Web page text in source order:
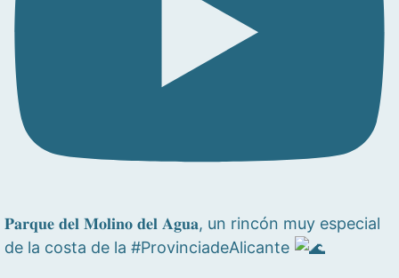
𝐏𝐚𝐫𝐪𝐮𝐞 𝐝𝐞𝐥 𝐌𝐨𝐥𝐢𝐧𝐨 𝐝𝐞𝐥 𝐀𝐠𝐮𝐚, un rincón muy especial
de la costa de la #ProvinciadeAlicante